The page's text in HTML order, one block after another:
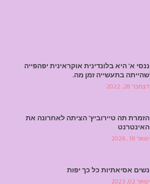
ננסי א' היא בלונדינית אוקראינית יפהפייה
שהייתה בתעשייה זמן מה.
דצמבר 28, 2022
הזמרת תה טיירוביץ' הציתה לאחרונה את
האינטרנט
ינואר 18, 2026
נשים אסיאתיות כל כך יפות
ינואר 02, 2023